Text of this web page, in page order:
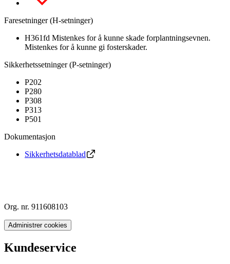
Faresetninger (H-setninger)
H361fd Mistenkes for å kunne skade forplantningsevnen.
Mistenkes for å kunne gi fosterskader.
Sikkerhetssetninger (P-setninger)
P202
P280
P308
P313
P501
Dokumentasjon
Sikkerhetsdatablad
Org. nr. 911608103
Administrer cookies
Kundeservice